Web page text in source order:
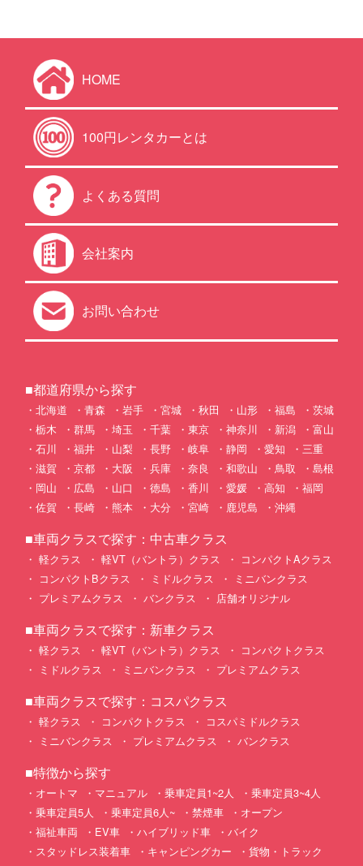
HOME
100円レンタカーとは
よくある質問
会社案内
お問い合わせ
■都道府県から探す
北海道 青森 岩手 宮城 秋田 山形 福島
茨城
栃木
群馬 埼玉 千葉 東京 神奈川 新潟
富山
石川
福井 山梨 長野 岐阜 静岡 愛知
三重
滋賀
京都 大阪 兵庫 奈良 和歌山 鳥取
島根
岡山
広島 山口 徳島 香川 愛媛 高知
福岡
佐賀
長崎 熊本 大分 宮崎 鹿児島 沖縄
■車両クラスで探す：中古車クラス
軽クラス 軽VT（バントラ）クラス
コンパクトAクラス
コンパクトBクラス
ミドルクラス
ミニバンクラス
プレミアムクラス
バンクラス 店舗オリジナル
■車両クラスで探す：新車クラス
軽クラス 軽VT（バントラ）クラス
コンパクトクラス
ミドルクラス
ミニバンクラス プレミアムクラス
■車両クラスで探す：コスパクラス
軽クラス コンパクトクラス
コスパミドルクラス
ミニバンクラス
プレミアムクラス バンクラス
■特徴から探す
オートマ マニュアル 乗車定員1~2人
乗車定員3~4人
乗車定員5人
乗車定員6人~ 禁煙車
オープン
福祉車両
EV車 ハイブリッド車
バイク
スタッドレス装着車
キャンピングカー
貨物・トラック